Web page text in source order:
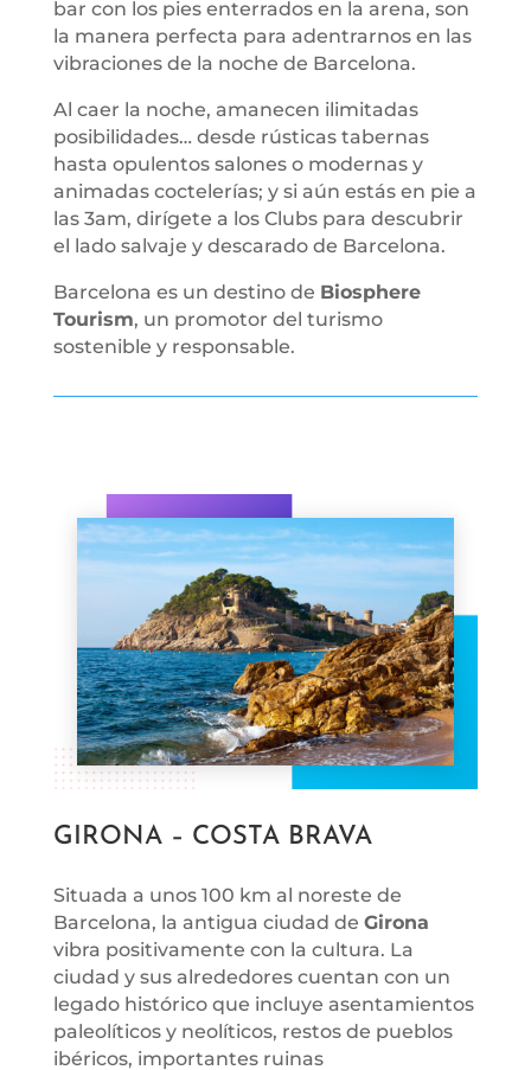
bar con los pies enterrados en la arena, son
la manera perfecta para adentrarnos en las
vibraciones de la noche de Barcelona.
Al caer la noche, amanecen ilimitadas
posibilidades… desde rústicas tabernas
hasta opulentos salones o modernas y
animadas coctelerías; y si aún estás en pie a
las 3am, dirígete a los Clubs para descubrir
el lado salvaje y descarado de Barcelona.
Barcelona es un destino de Biosphere
Tourism, un promotor del turismo
sostenible y responsable.
GIRONA – COSTA BRAVA
Situada a unos 100 km al noreste de
Barcelona, ​​la antigua ciudad de Girona
vibra positivamente con la cultura. La
ciudad y sus alrededores cuentan con un
legado histórico que incluye asentamientos
paleolíticos y neolíticos, restos de pueblos
ibéricos, importantes ruinas